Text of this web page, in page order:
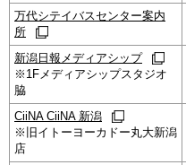
万代シテイバスセンター案内
所
新潟日報メディアシップ
※1Fメディアシップスタジオ
脇
CiiNA CiiNA 新潟
※旧イトーヨーカドー丸大新潟
店